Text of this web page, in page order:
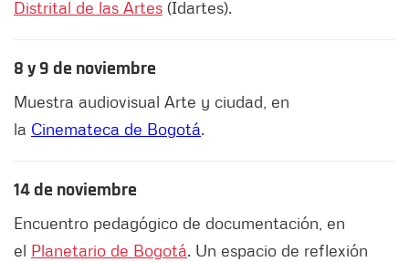
Distrital de las Artes (Idartes).
8 y 9 de noviembre
Muestra audiovisual Arte y ciudad, en
la Cinemateca de Bogotá.
14 de noviembre
Encuentro pedagógico de documentación, en
el Planetario de Bogotá. Un espacio de reflexión